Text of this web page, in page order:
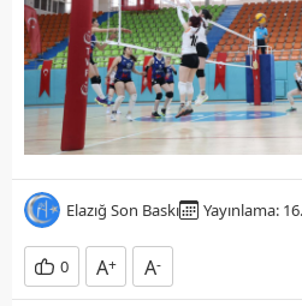
Elazığ Son Baskı Yayınlama:
0 A+ A-